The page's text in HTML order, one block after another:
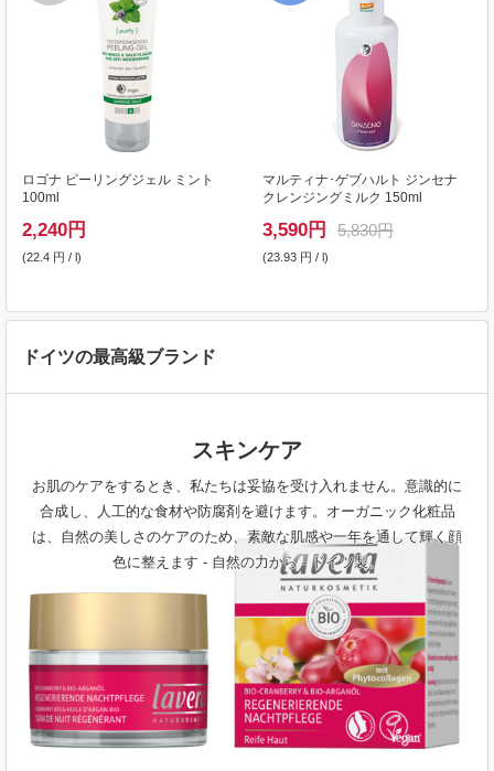
ロゴナ ピーリングジェル ミント
100ml
2,240円
(22.4 円 / l)
マルティナ･ゲブハルト ジンセナ
クレンジングミルク 150ml
3,590円 5,830円
(23.93 円 / l)
ドイツの最高級ブランド
スキンケア
お肌のケアをするとき、私たちは妥協を受け入れません。意識的に
合成し、人工的な食材や防腐剤を避けます。オーガニック化粧品
は、自然の美しさのケアのため、素敵な肌感や一年を通して輝く顔
色に整えます - 自然の力から - ドイツ製。